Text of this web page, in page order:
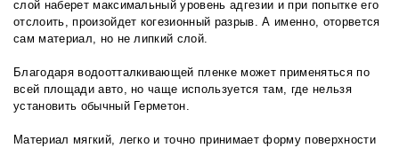
слой наберет максимальный уровень адгезии и при попытке его
отслоить, произойдет когезионный разрыв. А именно, оторвется
сам материал, но не липкий слой.
Благодаря водоотталкивающей пленке может применяться по
всей площади авто, но чаще используется там, где нельзя
установить обычный Герметон.
Материал мягкий, легко и точно принимает форму поверхности